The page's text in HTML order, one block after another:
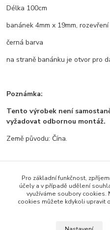
Délka 100cm
banánek 4mm x 19mm,
černá barva
na straně banánku je otvor pro
Poznámka:
Tento výrobek není
vyžadovat odbornou montáž.
Země původu: Čína.
Zboží zařazeno v
Všechno zboží
Pro základní funkčnost,
účely a v případě udělení
využíváme soubory cookies.
cookies můžete kdykoli upravit